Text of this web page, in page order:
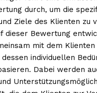
durch, um die
Ziele des Klienten zu
dieser Bewertung
mit dem
individuellen
Dabei werden